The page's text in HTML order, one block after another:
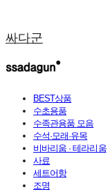
싸다군
BEST상품
수초용품
수족관용품 모음
수석·모래·유목
비바리움 · 테라리움
사료
세트어항
조명